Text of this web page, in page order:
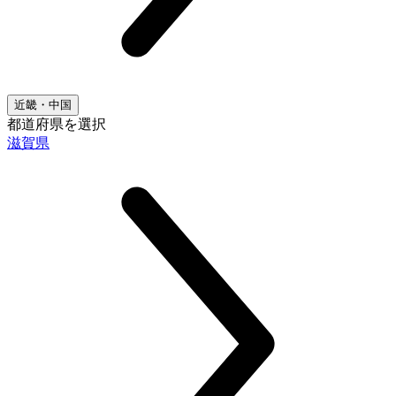
近畿・中国
都道府県を選択
滋賀県